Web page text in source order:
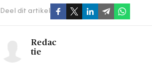
Deel dit artikel
Redac
tie